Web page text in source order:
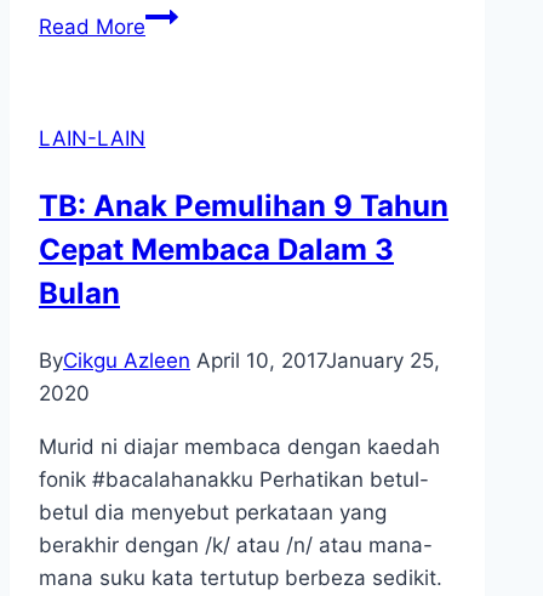
Read MorePak
LAIN-LAIN
TB: Anak Pemulihan 9 Tahun
Cepat Membaca Dalam 3
Bulan
ByCikgu Azleen April 10, 2017January 25,
2020
Murid ni diajar membaca dengan kaedah
fonik #bacalahanakku Perhatikan betul-
betul dia menyebut perkataan yang
berakhir dengan /k/ atau /n/ atau mana-
mana suku kata tertutup berbeza sedikit.